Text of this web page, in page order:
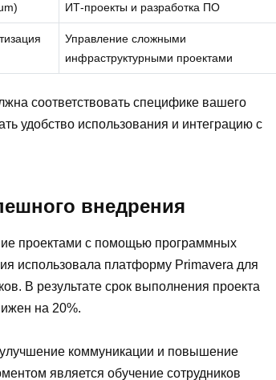
ИТ-проекты и разработка ПО
Управление сложными
инфраструктурными проектами
соответствовать специфике вашего
удобство использования и интеграцию с
внедрения
проектами с помощью программных
использовала платформу Primavera для
В результате срок выполнения проекта
на 20%.
коммуникации и повышение
является обучение сотрудников